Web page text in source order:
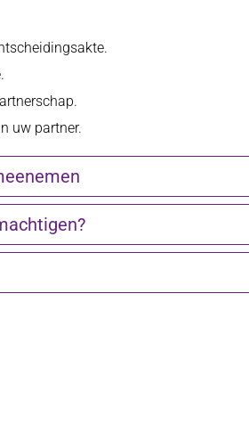
uw partner.